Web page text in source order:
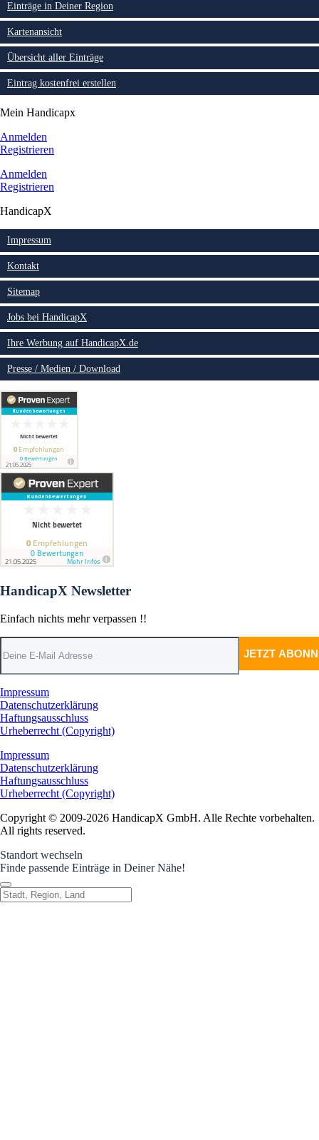
Einträge in Deiner Region
Kartenansicht
Übersicht aller Einträge
Eintrag kostenfrei erstellen
Mein Handicapx
Anmelden
Registrieren
Anmelden
Registrieren
HandicapX
Impressum
Kontakt
Sitemap
Jobs bei HandicapX
Ihre Werbung auf HandicapX.de
Presse / Medien / Download
HandicapX Newsletter
Einfach nichts mehr verpassen !!
Impressum
Datenschutzerklärung
Haftungsausschluss
Urheberrecht (Copyright)
Impressum
Datenschutzerklärung
Haftungsausschluss
Urheberrecht (Copyright)
Copyright © 2009-2026 HandicapX GmbH. Alle Rechte vorbehalten.
All rights reserved.
Standort wechseln
Finde passende Einträge in Deiner Nähe!
Standort wechseln